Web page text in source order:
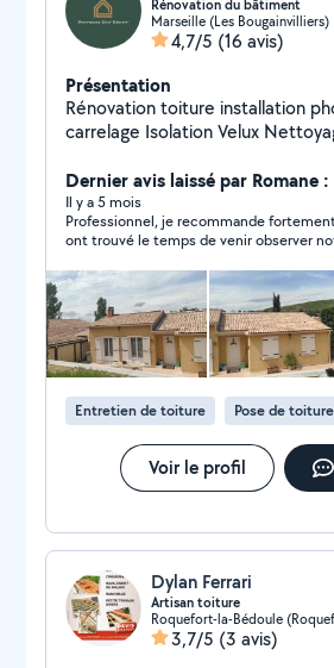
Rénovation du bâtiment
Marseille (Les Bougainvilliers)
4,7/5 (16 avis)
Présentation
Rénovation toiture installation
carrelage Isolation Velux Nettoyage façade peinture
Dernier avis laissé par Romane
Il y a 5 mois
Professionnel, je recommande
ont trouvé le temps de venir observer
jusqu’à chez nous une deuxième fois
documents. Un immense merci. Je
Entretien de toiture Pose de toiture
Voir le profil
Dylan Ferrari
Artisan toiture
3,7/5 (3 avis)